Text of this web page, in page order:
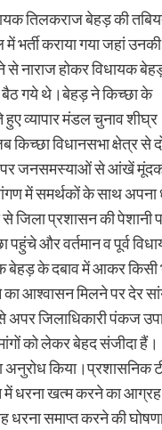
तिलकराज बेहड़ की
कराया गया जहां उनकी
से नाराज होकर विधायक
बैठ गये थे।बेहड़ ने किच्छा के
व्यापार मंडल चुनाव शीघ्र
विधानसभा क्षेत्र से
पर जनसमस्याओं से आंखें
में समर्थकों के साथ अपना
जिला प्रशासन की पेशानी
और वर्तमान व पूर्व
बेहड़ के दबाव में आकर किसी
का आश्वासन मिलने पर देर
जिलाधिकारी पंकज
को लेकर बेहद संजीदा हैं।
अनुरोध किया।प्रशासनिक
में धरना खत्म करने का आग्रह
समाप्त करने की